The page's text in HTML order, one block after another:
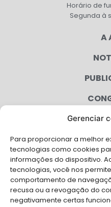
Gerenciar
Para proporcionar a melhor
tecnologias como cookies
informações do dispositivo.
tecnologias, você nos
comportamento de
recusa ou a revogação do
negativamente certas
Horário de
Segunda à
A